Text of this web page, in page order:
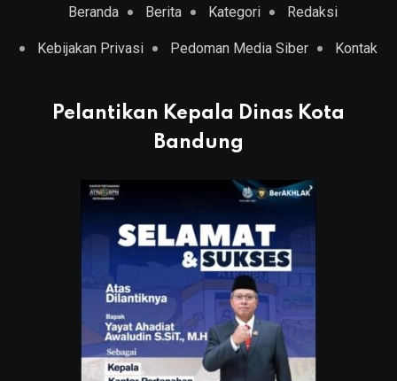
Beranda Berita Kategori Redaksi
Kebijakan Privasi Pedoman Media Siber Kontak
Pelantikan Kepala Dinas Kota
Bandung